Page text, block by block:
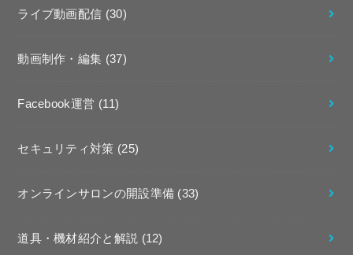
ライブ動画配信 (30)
動画制作・編集 (37)
Facebook運営 (11)
セキュリティ対策 (25)
オンラインサロンの開設準備 (33)
道具・機材紹介と解説 (12)